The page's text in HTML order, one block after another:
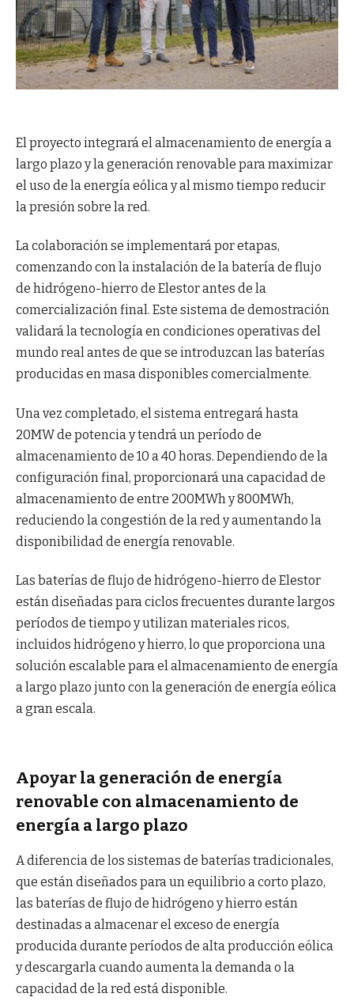
El proyecto integrará el almacenamiento de energía a
largo plazo y la generación renovable para maximizar
el uso de la energía eólica y al mismo tiempo reducir
la presión sobre la red.
La colaboración se implementará por etapas,
comenzando con la instalación de la batería de flujo
de hidrógeno-hierro de Elestor antes de la
comercialización final. Este sistema de demostración
validará la tecnología en condiciones operativas del
mundo real antes de que se introduzcan las baterías
producidas en masa disponibles comercialmente.
Una vez completado, el sistema entregará hasta
20MW de potencia y tendrá un período de
almacenamiento de 10 a 40 horas. Dependiendo de la
configuración final, proporcionará una capacidad de
almacenamiento de entre 200MWh y 800MWh,
reduciendo la congestión de la red y aumentando la
disponibilidad de energía renovable.
Las baterías de flujo de hidrógeno-hierro de Elestor
están diseñadas para ciclos frecuentes durante largos
períodos de tiempo y utilizan materiales ricos,
incluidos hidrógeno y hierro, lo que proporciona una
solución escalable para el almacenamiento de energía
a largo plazo junto con la generación de energía eólica
a gran escala.
Apoyar la generación de energía
renovable con almacenamiento de
energía a largo plazo
A diferencia de los sistemas de baterías tradicionales,
que están diseñados para un equilibrio a corto plazo,
las baterías de flujo de hidrógeno y hierro están
destinadas a almacenar el exceso de energía
producida durante períodos de alta producción eólica
y descargarla cuando aumenta la demanda o la
capacidad de la red está disponible.